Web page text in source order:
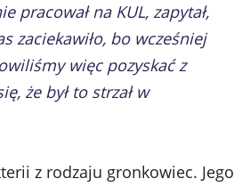
pracował na KUL, zapytał,
zaciekawiło, bo wcześniej
więc pozyskać z
że był to strzał w
z rodzaju gronkowiec. Jego